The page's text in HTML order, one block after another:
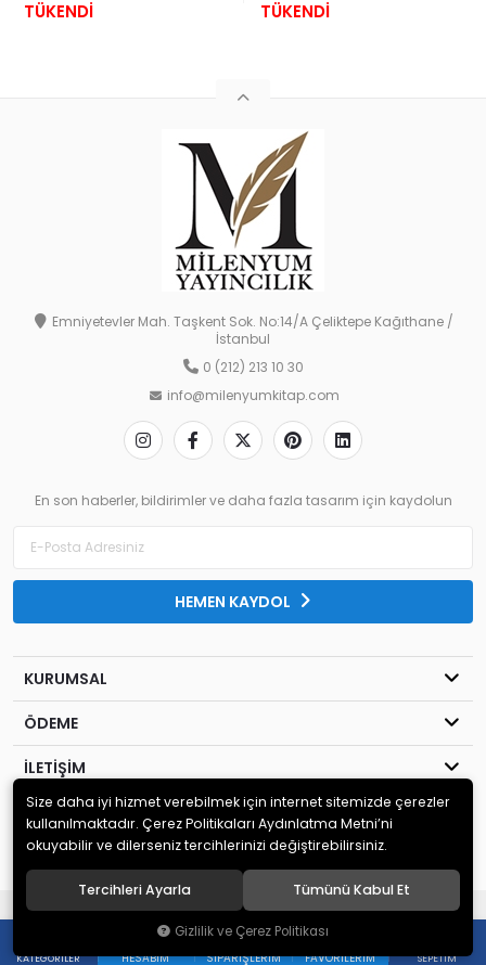
KATEGORILER HESABIM SIPARIŞLERIM FAVORILERIM SEPETIM
TÜKENDİ TÜKENDİ
Emniyetevler Mah. Taşkent Sok. No:14/A Çeliktepe Kağıthane /
İstanbul
0 (212) 213 10 30
info@milenyumkitap.com
En son haberler, bildirimler ve daha fazla tasarım için kaydolun
HEMEN KAYDOL
KURUMSAL
ÖDEME
İLETİŞİM
© 2020MİLENYUM YAYINCILIK. Tüm hakları saklıdır.
Yeni Nesil E-Ticaret Sistemleri ile Hazırlanmıştır.
Size daha iyi hizmet verebilmek için internet sitemizde çerezler
kullanılmaktadır. Çerez Politikaları Aydınlatma Metni’ni
okuyabilir ve dilerseniz tercihlerinizi değiştirebilirsiniz.
Tercihleri Ayarla Tümünü Kabul Et
Gizlilik ve Çerez Politikası